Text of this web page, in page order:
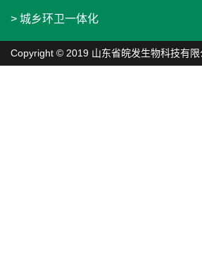
> 城乡环卫一体化
Copyright © 2019 山东省皖发生物科技有